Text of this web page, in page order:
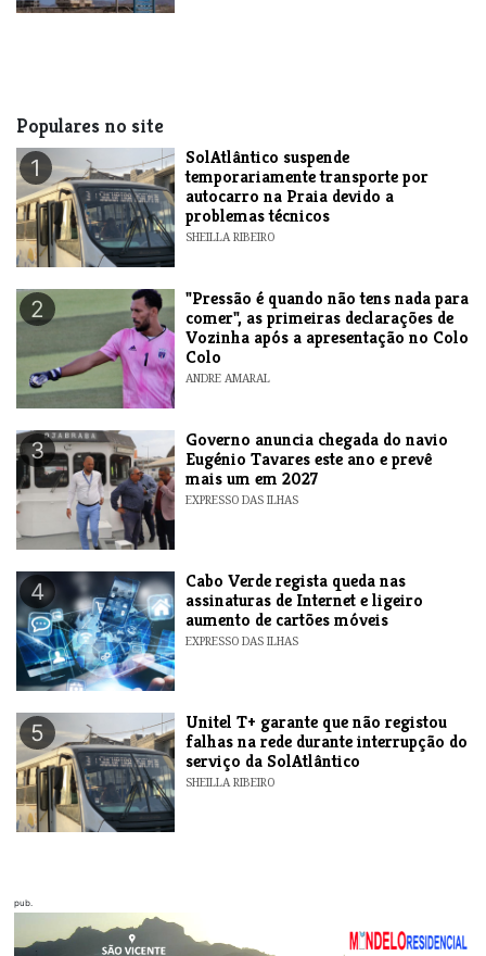
Populares no site
1
SolAtlântico suspende
temporariamente transporte por
autocarro na Praia devido a
problemas técnicos
SHEILLA RIBEIRO
2
"Pressão é quando não tens nada para
comer", as primeiras declarações de
Vozinha após a apresentação no Colo
Colo
ANDRE AMARAL
3
Governo anuncia chegada do navio
Eugénio Tavares este ano e prevê
mais um em 2027
EXPRESSO DAS ILHAS
4
Cabo Verde regista queda nas
assinaturas de Internet e ligeiro
aumento de cartões móveis
EXPRESSO DAS ILHAS
5
Unitel T+ garante que não registou
falhas na rede durante interrupção do
serviço da SolAtlântico
SHEILLA RIBEIRO
pub.